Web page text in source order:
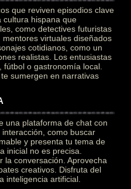
que reviven episodios clave
cultura hispana que
como detectives futuristas
virtuales diseñados
cotidianos, como un
realistas. Los entusiastas
fútbol o gastronomía local.
sumergen en narrativas
una plataforma de chat con
como buscar
y presenta tu tema de
inicial no es precisa.
la conversación. Aprovecha
creativos. Disfruta del
inteligencia artificial.